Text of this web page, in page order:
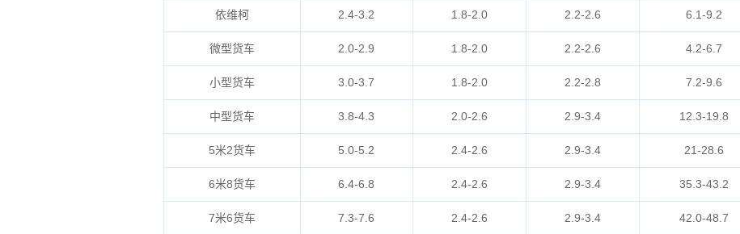
依维柯 2.4-3.2 1.8-2.0 2.2-2.6 6.1-9.2
微型货车 2.0-2.9 1.8-2.0 2.2-2.6 4.2-6.7
小型货车 3.0-3.7 1.8-2.0 2.2-2.8 7.2-9.6
中型货车 3.8-4.3 2.0-2.6 2.9-3.4 12.3-19.8
5米2货车 5.0-5.2 2.4-2.6 2.9-3.4 21-28.6
6米8货车 6.4-6.8 2.4-2.6 2.9-3.4 35.3-43.2
7米6货车 7.3-7.6 2.4-2.6 2.9-3.4 42.0-48.7